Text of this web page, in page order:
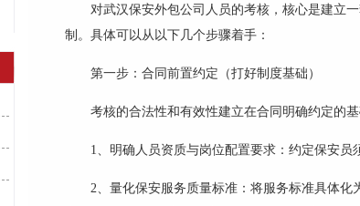
对武汉保安外包公司人员的考核，核心是建立
制。具体可以从以下几个步骤着手：
第一步：合同前置约定（打好制度基础）
考核的合法性和有效性建立在合同明确约定的
1、明确人员资质与岗位配置要求：约定保安员
2、量化保安服务质量标准：将服务标准具体化